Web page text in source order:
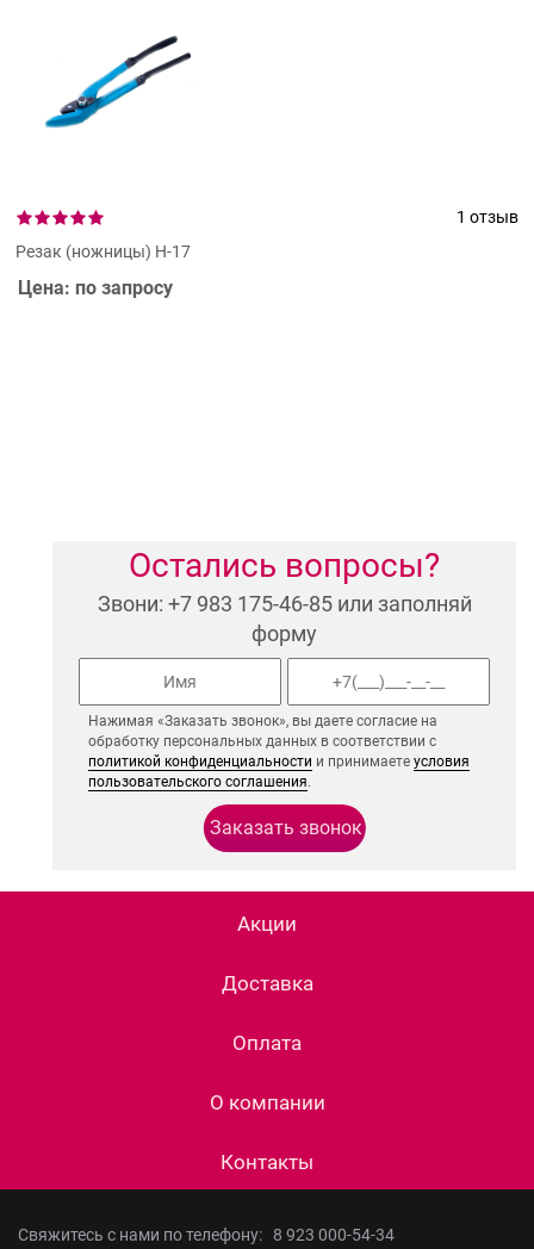
1 отзыв
Резак (ножницы) Н-17
Цена: по запросу
Остались вопросы?
Звони: +7 983 175-46-85 или заполняй
форму
Нажимая «Заказать звонок», вы даете согласие на
обработку персональных данных в соответствии с
политикой конфиденциальности и принимаетеусловия
пользовательского соглашения.
Акции
Доставка
Оплата
О компании
Контакты
Свяжитесь с нами по телефону: 8 923 000-54-34